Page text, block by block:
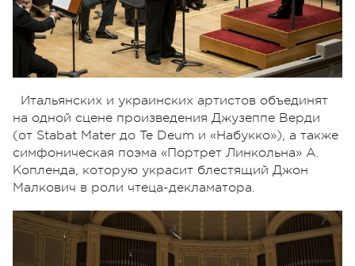
Итальянских и украинских артистов объединят
на одной сцене произведения Джузеппе Верди
(от Stabat Mater до Te Deum и «Набукко»), а также
симфоническая поэма «Портрет Линкольна» А.
Копленда, которую украсит блестящий Джон
Малкович в роли чтеца-декламатора.